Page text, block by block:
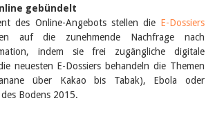
gebündelt
des Online-Angebots stellen die E-Dossiers
auf die zunehmende Nachfrage nach
indem sie frei zugängliche digitale
neuesten E-Dossiers behandeln die Themen
über Kakao bis Tabak), Ebola oder
Bodens 2015.